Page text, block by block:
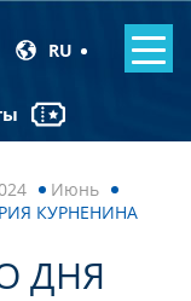
RU
Июнь
КУРНЕНИНА
ДНЯ